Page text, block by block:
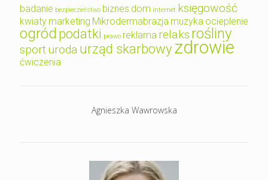
badanie bezpieczeństwo biznes dom internet księgowość
kwiaty marketing Mikrodermabrazja muzyka ocieplenie
ogródpodatki prawo reklama relaks rośliny
sporturoda urząd skarbowyzdrowie
ćwiczenia
Agnieszka Wawrowska